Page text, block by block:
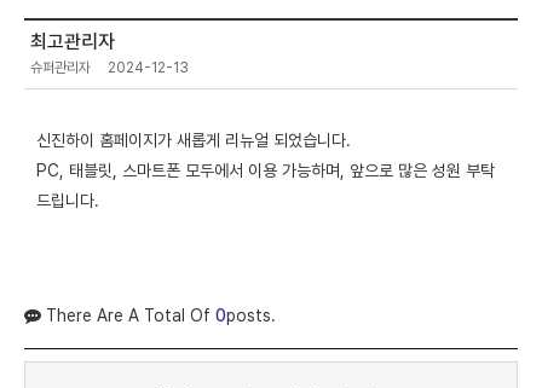
최고관리자
슈퍼관리자 2024-12-13
신진하이 홈페이지가 새롭게 리뉴얼 되었습니다.
PC, 태블릿, 스마트폰 모두에서 이용 가능하며, 앞으로 많은 성원 부탁
드립니다.
There Are A Total Of 0Posts.